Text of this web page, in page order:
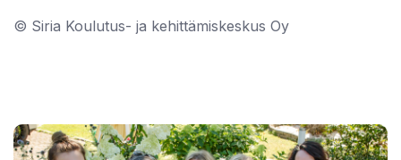
© Siria Koulutus- ja kehittämiskeskus Oy